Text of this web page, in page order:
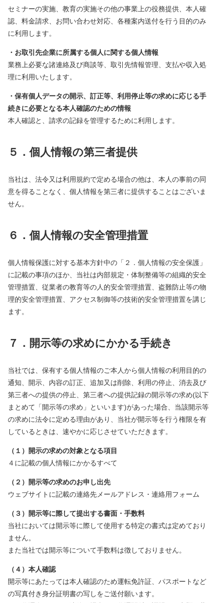
セミナーの実施、教育の実施その他の事業上の役務提供、本人確
認、料金請求、お問い合わせ対応、各種案内送付を行う目的のみ
に利用します。
・お取引先企業に所属する個人に関する個人情報
業務上必要な諸連絡及び商談等、取引先情報管理、支払や収入処
理に利用いたします。
・保有個人データの開示、訂正等、利用停止等の求めに応じる手
続きに必要となる本人確認のための情報
本人確認と、請求の記録を管理するために利用します。
５．個人情報の第三者提供
当社は、法令又は利用規約で定める場合の他は、本人の事前の同
意を得ることなく、個人情報を第三者に提供することはございま
せん。
６．個人情報の安全管理措置
個人情報保護に対する基本方針中の「２．個人情報の安全保護」
に記載の事項のほか、当社は内部規定・体制整備等の組織的安全
管理措置、従業者の教育等の人的安全管理措置、盗難防止等の物
理的安全管理措置、アクセス制御等の技術的安全管理措置を講じ
ます。
７．開示等の求めにかかる手続き
当社では、保有する個人情報のご本人から個人情報の利用目的の
通知、開示、内容の訂正、追加又は削除、利用の停止、消去及び
第三者への提供の停止、第三者への提供記録の開示等の求め(以下
まとめて「開示等の求め」といいます)があった場合、当該開示等
の求めに法令に定める理由があり、当社が開示等を行う権限を有
しているときは、速やかに応じさせていただきます。
（１）開示の求めの対象となる項目
４に記載の個人情報にかかるすべて
（２）開示等の求めのお申し出先
ウェブサイトに記載の連絡先メールアドレス・連絡用フォーム
（３）開示等に際して提出する書面・手数料
当社においては開示等に際して使用する特定の書式は定めており
ません。
また当社では開示等について手数料は徴しておりません。
（４）本人確認
開示等にあたっては本人確認のため運転免許証、パスポートなど
の写真付き身分証明書の写しをご送付願います。